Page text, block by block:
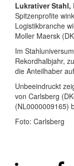
Lukrativer
Spitzenprofite
Logistikbranche
Moller Maersk
Im
Rekordhalbjahr,
die Anteilhaber
Unbeeindruckt
von Carlsberg
(NL0000009165)
Foto: Carlsberg